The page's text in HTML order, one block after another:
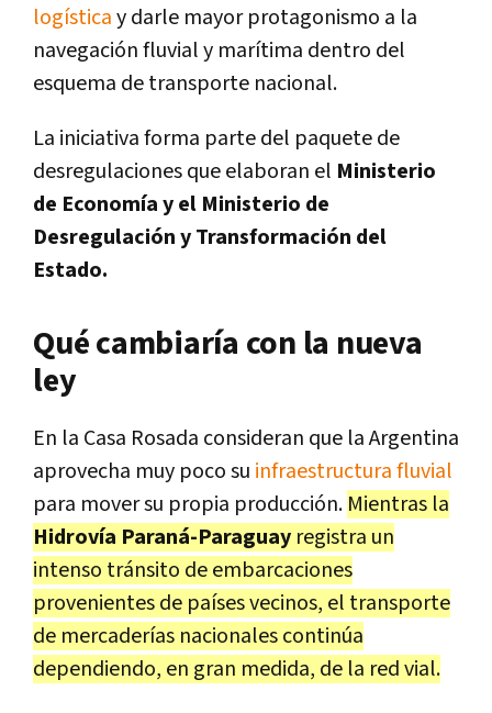
logísticay darle mayor protagonismo a la
navegación fluvial y marítima dentro del
esquema de transporte nacional.
La iniciativa forma parte del paquete de
desregulaciones que elaboran el Ministerio
de Economía y el Ministerio de
Desregulación y Transformación del
Estado.
Qué cambiaría con la nueva
ley
En la Casa Rosada consideran que la Argentina
aprovecha muy poco su infraestructura fluvial
para mover su propia producción. Mientras la
Hidrovía Paraná-Paraguay registra un
intenso tránsito de embarcaciones
provenientes de países vecinos, el transporte
de mercaderías nacionales continúa
dependiendo, en gran medida, de la red vial.